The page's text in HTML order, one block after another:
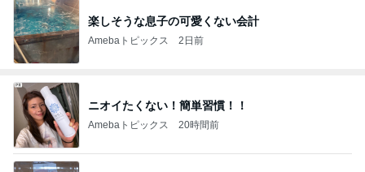
楽しそうな息子の可愛くない会計
Amebaトピックス 2日前
ニオイたくない！簡単習慣！！
Amebaトピックス 20時間前